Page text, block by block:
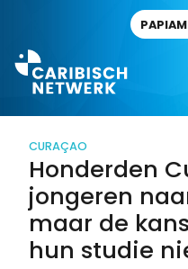
CURAÇAO
Honderden
jongeren
maar de
hun studie